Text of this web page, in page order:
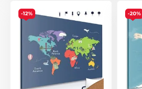
-12% -20%